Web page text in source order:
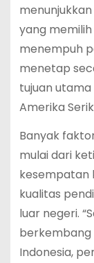
yang
menempuh
menetap
tujuan
Amerika
Banyak
mulai dari
kesempatan
kualitas
luar negeri.
berkembang
Indonesia,